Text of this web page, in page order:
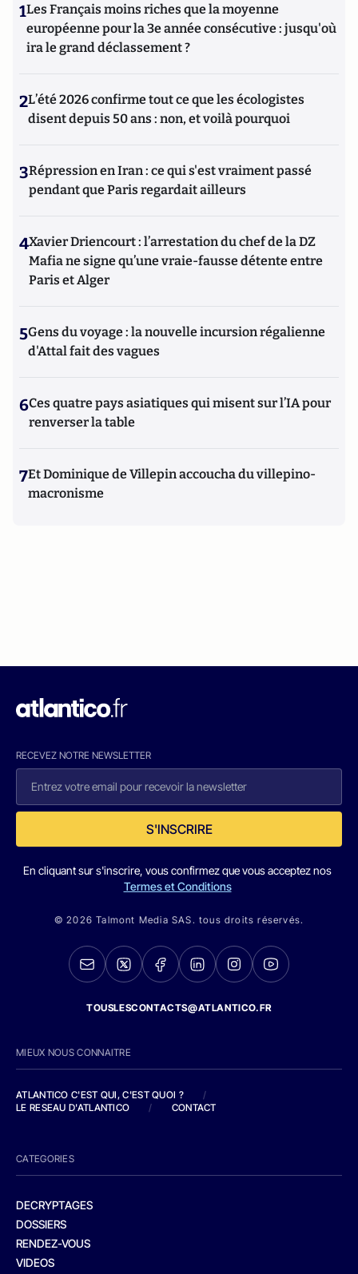
1Les Français moins riches que la moyenne
européenne pour la 3e année consécutive : jusqu'où
ira le grand déclassement ?
2L’été 2026 confirme tout ce que les écologistes
disent depuis 50 ans : non, et voilà pourquoi
3Répression en Iran : ce qui s'est vraiment passé
pendant que Paris regardait ailleurs
4Xavier Driencourt : l’arrestation du chef de la DZ
Mafia ne signe qu’une vraie-fausse détente entre
Paris et Alger
5Gens du voyage : la nouvelle incursion régalienne
d'Attal fait des vagues
6Ces quatre pays asiatiques qui misent sur l’IA pour
renverser la table
7Et Dominique de Villepin accoucha du villepino-
macronisme
RECEVEZ NOTRE NEWSLETTER
S'INSCRIRE
En cliquant sur s'inscrire, vous confirmez que vous acceptez nos
Termes et Conditions
© 2026 Talmont Media SAS. tous droits réservés.
TOUSLESCONTACTS@ATLANTICO.FR
MIEUX NOUS CONNAITRE
ATLANTICO C'EST QUI, C'EST QUOI ?
/
LE RESEAU D'ATLANTICO
/ CONTACT
CATEGORIES
DECRYPTAGES
DOSSIERS
RENDEZ-VOUS
VIDEOS